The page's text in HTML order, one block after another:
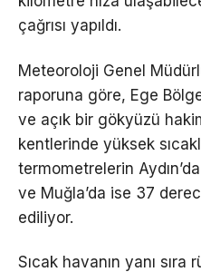
çağrısı yapıldı.
Meteoroloji Genel
raporuna göre, Ege
ve açık bir gökyüzü
kentlerinde yüksek
termometrelerin
ve Muğla’da ise 37
ediliyor.
Sıcak havanın yanı sıra